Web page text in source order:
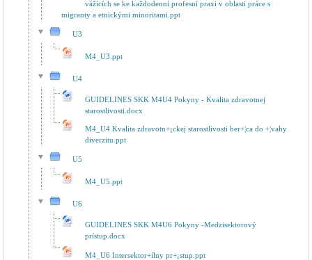
vážících se ke každodenní profesní praxi v oblasti práce s
migranty a etnickými minoritami.ppt
U3
M4_U3.ppt
U4
GUIDELINES SKK M4U4 Pokyny - Kvalita zdravotnej
starostlivosti.docx
M4_U4 Kvalita zdravotn+¡ckej starostlivosti ber+¦ca do +¦vahy
diverzitu.ppt
U5
M4_U5.ppt
U6
GUIDELINES SKK M4U6 Pokyny -Medzisektorový
prístup.docx
M4_U6 Intersektor+ílny pr+¡stup.ppt